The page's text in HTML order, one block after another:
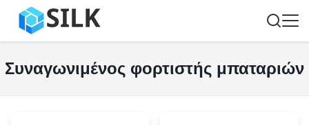
Συναγωνιμένος φορτιστής μπαταριών